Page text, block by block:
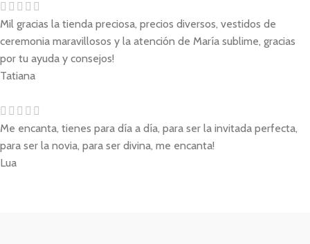
Mil gracias la tienda preciosa, precios diversos, vestidos de
ceremonia maravillosos y la atención de María sublime, gracias
por tu ayuda y consejos!
Tatiana
Me encanta, tienes para día a día, para ser la invitada perfecta,
para ser la novia, para ser divina, me encanta!
Lua